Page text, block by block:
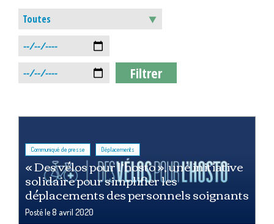
Communiqué de presse Déplacements
« Des vélos pour l’hosto », une initiative
solidaire pour simplifier les
déplacements des personnels soignants
Posté le8 avril 2020